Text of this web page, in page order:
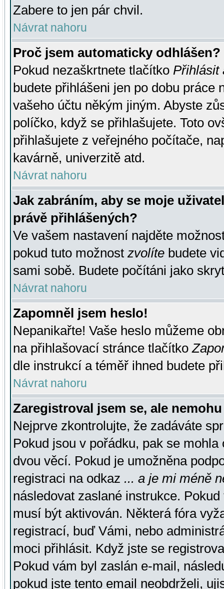
Zabere to jen pár chvil.
Návrat nahoru
Proč jsem automaticky odhlášen?
Pokud nezaškrtnete tlačítko Přihlásit
budete přihlášeni jen po dobu práce
vašeho účtu někým jiným. Abyste
políčko, když se přihlašujete. Toto
přihlašujete z veřejného počítače,
kavárně, univerzitě atd.
Návrat nahoru
Jak zabráním, aby se moje
právě přihlášených?
Ve vašem nastavení najděte
pokud tuto možnost zvolíte budete
sami sobě. Budete počítáni jako
Návrat nahoru
Zapomněl jsem heslo!
Nepanikařte! Vaše heslo můžeme
na přihlašovací stránce tlačítko
dle instrukcí a téměř ihned budete
Návrat nahoru
Zaregistroval jsem se, ale
Nejprve zkontrolujte, že zadáváte
Pokud jsou v pořádku, pak se
dvou věcí. Pokud je umožněna
registraci na odkaz ... a je mi méně
následovat zaslané instrukce.
musí být aktivován. Některá fóra
registrací, buď Vámi, nebo
moci přihlásit. Když jste se
Pokud vám byl zaslán e-mail,
pokud jste tento email neobdrželi,